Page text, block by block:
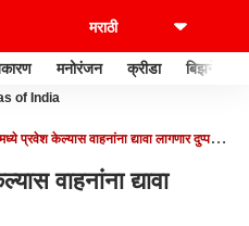
मनोरंजन क्रीडा बिझनेस
of India
प्रवेश केल्यास वाहनांना द्यावा लागणार दुप्पट
वाहनांना द्यावा